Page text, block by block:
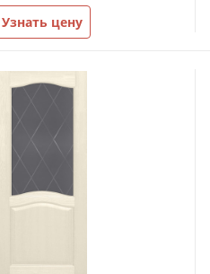
Узнать цену